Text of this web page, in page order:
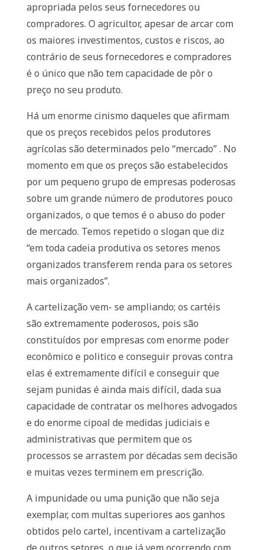
apropriada pelos seus fornecedores ou
compradores. O agricultor, apesar de arcar com
os maiores investimentos, custos e riscos, ao
contrário de seus fornecedores e compradores
é o único que não tem capacidade de pôr o
preço no seu produto.
Há um enorme cinismo daqueles que afirmam
que os preços recebidos pelos produtores
agrícolas são determinados pelo “mercado” . No
momento em que os preços são estabelecidos
por um pequeno grupo de empresas poderosas
sobre um grande número de produtores pouco
organizados, o que temos é o abuso do poder
de mercado. Temos repetido o slogan que diz
“em toda cadeia produtiva os setores menos
organizados transferem renda para os setores
mais organizados”.
A cartelização vem- se ampliando; os cartéis
são extremamente poderosos, pois são
constituídos por empresas com enorme poder
econômico e politico e conseguir provas contra
elas é extremamente difícil e conseguir que
sejam punidas é ainda mais difícil, dada sua
capacidade de contratar os melhores advogados
e do enorme cipoal de medidas judiciais e
administrativas que permitem que os
processos se arrastem por décadas sem decisão
e muitas vezes terminem em prescrição.
A impunidade ou uma punição que não seja
exemplar, com multas superiores aos ganhos
obtidos pelo cartel, incentivam a cartelização